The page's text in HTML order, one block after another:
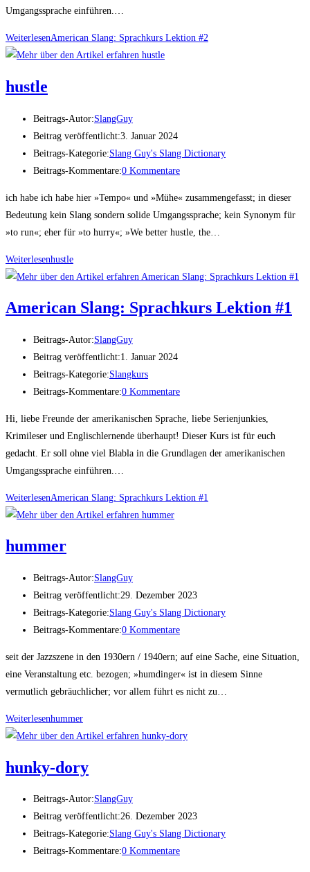
Umgangssprache einführen.…
WeiterlesenAme­ri­can Slang: Sprach­kurs Lek­ti­on #2
hust­le
Beitrags-Autor:SlangGuy
Beitrag veröffentlicht:3. Januar 2024
Beitrags-Kategorie:Slang Guy's Slang Dictionary
Beitrags-Kommentare:0 Kommentare
ich habe ich habe hier »Tempo« und »Mühe« zusammengefasst; in dieser
Bedeutung kein Slang sondern solide Umgangssprache; kein Synonym für
»to run«; eher für »to hurry«; »We better hustle, the…
Weiterlesenhust­le
Ame­ri­can Slang: Sprach­kurs Lek­ti­on #1
Beitrags-Autor:SlangGuy
Beitrag veröffentlicht:1. Januar 2024
Beitrags-Kategorie:Slangkurs
Beitrags-Kommentare:0 Kommentare
Hi, liebe Freunde der amerikanischen Sprache, liebe Serienjunkies,
Krimileser und Englischlernende überhaupt! Dieser Kurs ist für euch
gedacht. Er soll ohne viel Blabla in die Grundlagen der amerikanischen
Umgangssprache einführen.…
WeiterlesenAme­ri­can Slang: Sprach­kurs Lek­ti­on #1
hum­mer
Beitrags-Autor:SlangGuy
Beitrag veröffentlicht:29. Dezember 2023
Beitrags-Kategorie:Slang Guy's Slang Dictionary
Beitrags-Kommentare:0 Kommentare
seit der Jazzszene in den 1930ern / 1940ern; auf eine Sache, eine Situation,
eine Veranstaltung etc. bezogen; »humdinger« ist in diesem Sinne
vermutlich gebräuchlicher; vor allem führt es nicht zu…
Weiterlesenhum­mer
hun­ky-dory
Beitrags-Autor:SlangGuy
Beitrag veröffentlicht:26. Dezember 2023
Beitrags-Kategorie:Slang Guy's Slang Dictionary
Beitrags-Kommentare:0 Kommentare